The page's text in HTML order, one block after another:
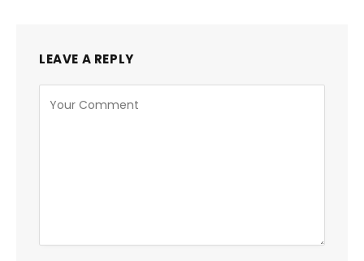
LEAVE A REPLY